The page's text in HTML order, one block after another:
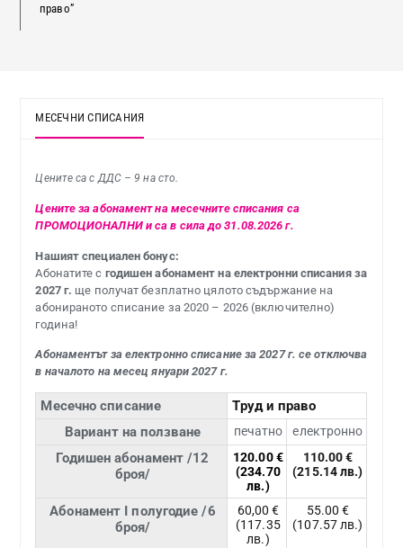
право”
МЕСЕЧНИ СПИСАНИЯ
Цените са с ДДС – 9 на сто.
Цените за абонамент на месечните списания са
ПРОМОЦИОНАЛНИ и са в сила до 31.08.2026 г.
Нашият специален бонус:
Абонатите с годишен абонамент на електронни списания за
2027 г. ще получат безплатно цялото съдържание на
абонираното списание за 2020 – 2026 (включително)
година!
Абонаментът за електронно списание за 2027 г. се отключва
в началото на месец януари 2027 г.
Месечно списание
Труд и право
Вариант на ползване
печатно електронно
Годишен абонамент /12
броя/
120.00 €
(234.70
лв.)
110.00 €
(215.14 лв.)
Абонамент I полугодие /6
броя/
60,00 €
(117.35
лв.)
55.00 €
(107.57 лв.)